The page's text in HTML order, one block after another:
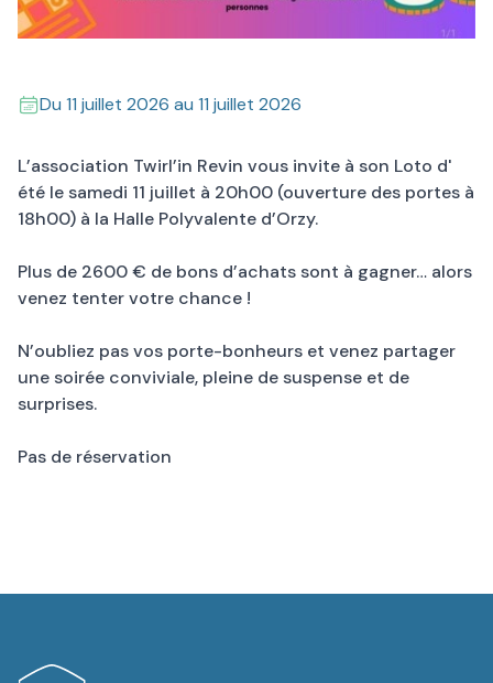
Du 11 juillet 2026 au 11 juillet 2026
L’association Twirl’in Revin vous invite à son Loto d'
été le samedi 11 juillet à 20h00 (ouverture des portes à
18h00) à la Halle Polyvalente d’Orzy.
Plus de 2600 € de bons d’achats sont à gagner… alors
venez tenter votre chance !
N’oubliez pas vos porte-bonheurs et venez partager
une soirée conviviale, pleine de suspense et de
surprises.
Pas de réservation